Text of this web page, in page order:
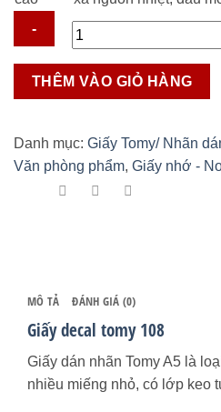
Giấy
108
lượng
THÊM VÀO GIỎ HÀNG
Danh mục: Giấy Tomy/ Nhãn
Văn phòng phẩm, Giấy nhớ -
MÔ TẢ ĐÁNH GIÁ (0)
Giấy decal tomy 108
Giấy dán nhãn Tomy A5 là
nhiều miếng nhỏ, có lớp keo